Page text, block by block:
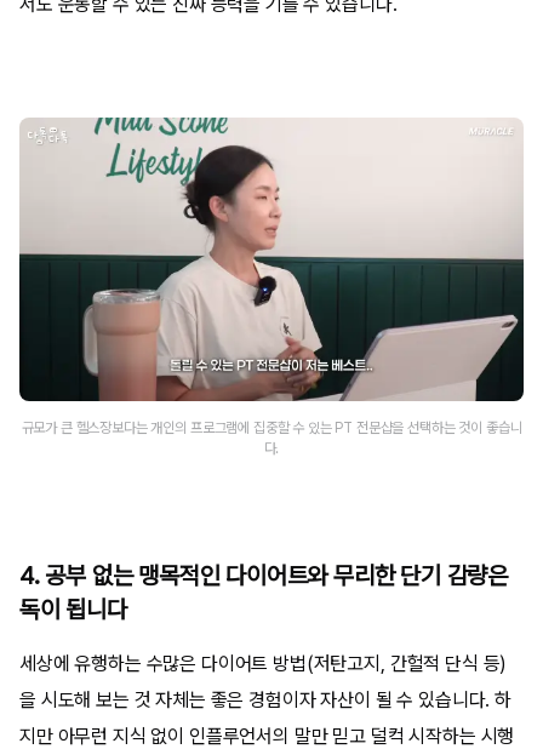
규모가 큰 헬스장보다는 개인의 프로그램에 집중할 수 있는 PT 전문샵을 선택하는 것이 좋습니
다.
4. 공부 없는 맹목적인 다이어트와 무리한 단기 감량은
독이 됩니다
세상에 유행하는 수많은 다이어트 방법(저탄고지, 간헐적 단식 등)
을 시도해 보는 것 자체는 좋은 경험이자 자산이 될 수 있습니다. 하
지만 아무런 지식 없이 인플루언서의 말만 믿고 덜컥 시작하는 시행